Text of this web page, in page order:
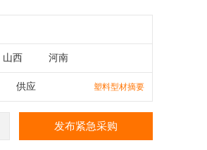
山西 河南
江西
供应 塑料型材摘要
发布紧急采购